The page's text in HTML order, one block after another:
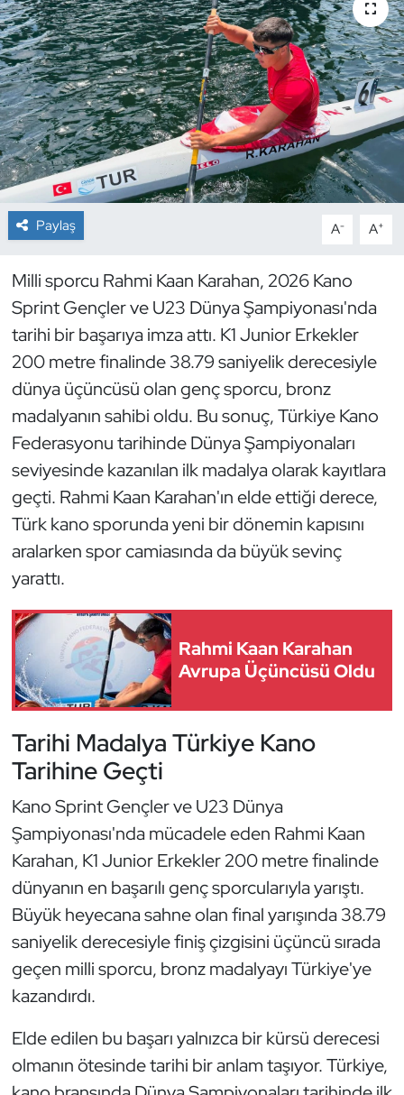
Paylaş A- A+
Milli sporcu Rahmi Kaan Karahan, 2026 Kano
Sprint Gençler ve U23 Dünya Şampiyonası'nda
tarihi bir başarıya imza attı. K1 Junior Erkekler
200 metre finalinde 38.79 saniyelik derecesiyle
dünya üçüncüsü olan genç sporcu, bronz
madalyanın sahibi oldu. Bu sonuç, Türkiye Kano
Federasyonu tarihinde Dünya Şampiyonaları
seviyesinde kazanılan ilk madalya olarak kayıtlara
geçti. Rahmi Kaan Karahan'ın elde ettiği derece,
Türk kano sporunda yeni bir dönemin kapısını
aralarken spor camiasında da büyük sevinç
yarattı.
Rahmi Kaan Karahan
Avrupa Üçüncüsü Oldu
Tarihi Madalya Türkiye Kano
Tarihine Geçti
Kano Sprint Gençler ve U23 Dünya
Şampiyonası'nda mücadele eden Rahmi Kaan
Karahan, K1 Junior Erkekler 200 metre finalinde
dünyanın en başarılı genç sporcularıyla yarıştı.
Büyük heyecana sahne olan final yarışında 38.79
saniyelik derecesiyle finiş çizgisini üçüncü sırada
geçen milli sporcu, bronz madalyayı Türkiye'ye
kazandırdı.
Elde edilen bu başarı yalnızca bir kürsü derecesi
olmanın ötesinde tarihi bir anlam taşıyor. Türkiye,
Buz Hokeyi
Buz Pateni
Çim Hokeyi
Cimnastik
Curling
Dağcılık
Dans Sporları
Dövüş Sanatı
E-Spor
Eskrim
Futbol
Futsal
Genel
Golf
Güreş
Halter
Hava Sporları
İşitme Engelli Sporcular
Judo ve Kuraş
Kano ve Rafting
Karate
Kempo